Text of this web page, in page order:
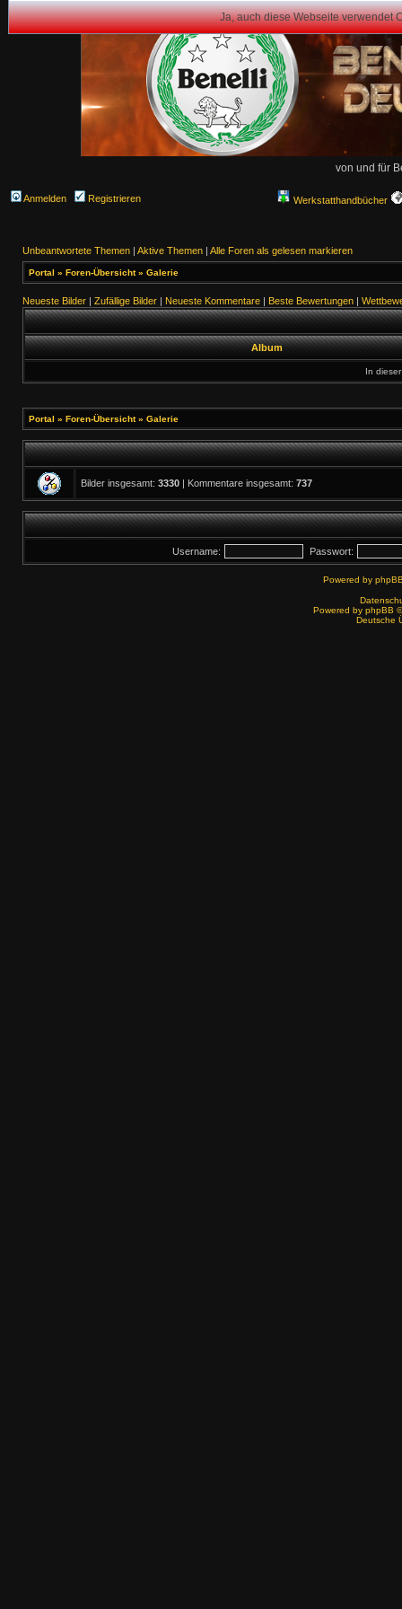
von und für
Anmelden Registrieren Werkstatthandbücher
Unbeantwortete Themen | Aktive Themen | Alle Foren als gelesen markieren
Portal » Foren-Übersicht» Galerie
Neueste Bilder | Zufällige Bilder | Neueste Kommentare | Beste Bewertungen |
Album
In
Portal » Foren-Übersicht» Galerie
Bilder insgesamt: 3330 | Kommentare insgesamt: 737
Username: Passwort:
Powered by
Powered by phpBB
Deutsche
Ja, auch diese Webseite verwendet